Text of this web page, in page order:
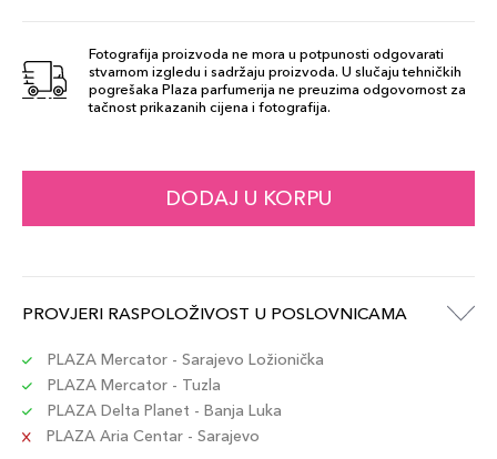
Fotografija proizvoda ne mora u potpunosti odgovarati
stvarnom izgledu i sadržaju proizvoda. U slučaju tehničkih
pogrešaka Plaza parfumerija ne preuzima odgovornost za
tačnost prikazanih cijena i fotografija.
DODAJ U KORPU
PROVJERI RASPOLOŽIVOST U POSLOVNICAMA
PLAZA Mercator - Sarajevo Ložionička
PLAZA Mercator - Tuzla
PLAZA Delta Planet - Banja Luka
PLAZA Aria Centar - Sarajevo